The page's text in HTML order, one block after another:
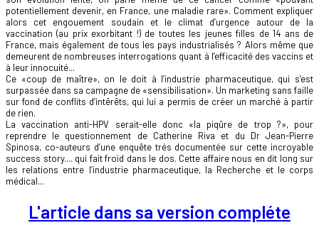
potentiellement devenir, en France, une maladie rare». Comment expliquer
alors cet engouement soudain et le climat d’urgence autour de la
vaccination (au prix exorbitant !) de toutes les jeunes filles de 14 ans de
France, mais également de tous les pays industrialisés ? Alors même que
demeurent de nombreuses interrogations quant à l’efficacité des vaccins et
à leur innocuité...
Ce «coup de maître», on le doit à l’industrie pharmaceutique, qui s’est
surpassée dans sa campagne de «sensibilisation». Un marketing sans faille
sur fond de conflits d’intêrêts, qui lui a permis de créer un marché à partir
de rien.
La vaccination anti-HPV serait-elle donc «la piqûre de trop ?», pour
reprendre le questionnement de Catherine Riva et du Dr Jean-Pierre
Spinosa, co-auteurs d’une enquête très documentée sur cette incroyable
success story.... qui fait froid dans le dos. Cette affaire nous en dit long sur
les relations entre l’industrie pharmaceutique, la Recherche et le corps
médical...
L'article dans sa version compléte